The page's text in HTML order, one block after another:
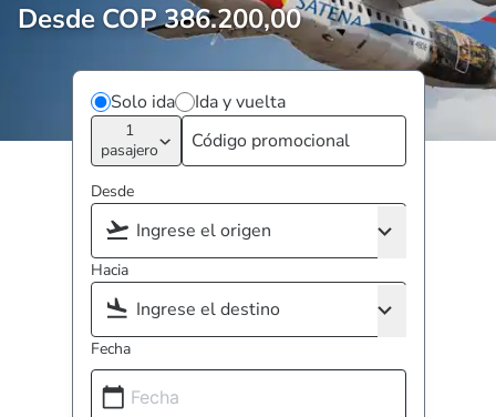
Desde COP 386.200,00
Solo ida Ida y vuelta
1
pasajero
Desde
Hacia
Fecha